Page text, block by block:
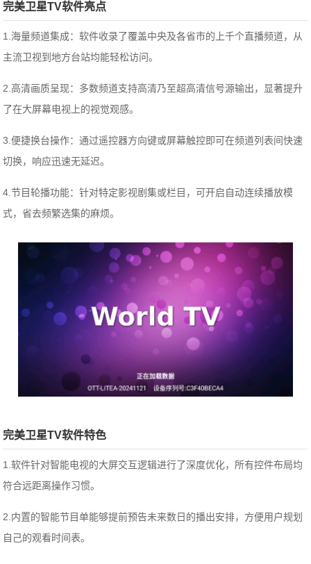
完美卫星TV软件亮点
1.海量频道集成：软件收录了覆盖中央及各省市的上千个直播频道，从
主流卫视到地方台站均能轻松访问。
2.高清画质呈现：多数频道支持高清乃至超高清信号源输出，显著提升
了在大屏幕电视上的视觉观感。
3.便捷换台操作：通过遥控器方向键或屏幕触控即可在频道列表间快速
切换，响应迅速无延迟。
4.节目轮播功能：针对特定影视剧集或栏目，可开启自动连续播放模
式，省去频繁选集的麻烦。
完美卫星TV软件特色
1.软件针对智能电视的大屏交互逻辑进行了深度优化，所有控件布局均
符合远距离操作习惯。
2.内置的智能节目单能够提前预告未来数日的播出安排，方便用户规划
自己的观看时间表。